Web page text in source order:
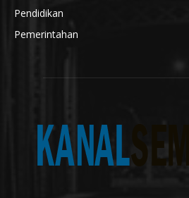
Pendidikan
Pemerintahan